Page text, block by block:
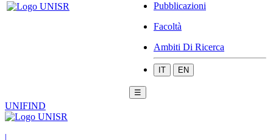
Pubblicazioni
Facoltà
Ambiti Di Ricerca
IT EN
☰
UNIFIND
|